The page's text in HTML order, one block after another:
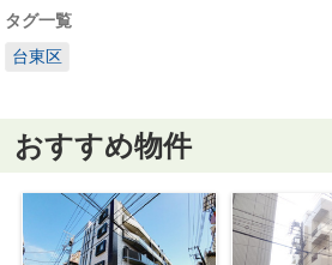
タグ一覧
台東区
おすすめ物件